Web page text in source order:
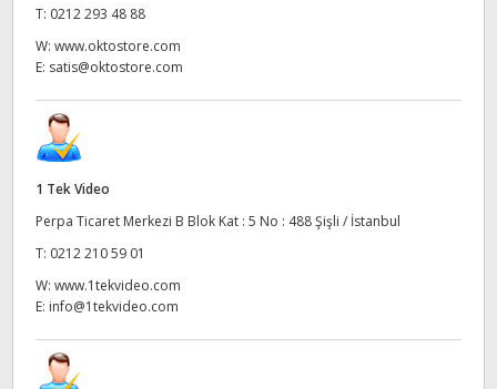
United Kingdom
United States
T: 0212 293 48 88
W: www.oktostore.com
E: satis@oktostore.com
1 Tek Video
Perpa Ticaret Merkezi B Blok Kat : 5 No : 488 Şişli / İstanbul
T: 0212 210 59 01
W: www.1tekvideo.com
E: info@1tekvideo.com